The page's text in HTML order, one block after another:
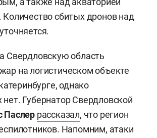
сбитых дронов над
Свердловскую область
на логистическом объекте
однако
Губернатор Свердловской
Паслер рассказал, что регион
Напомним, атаки